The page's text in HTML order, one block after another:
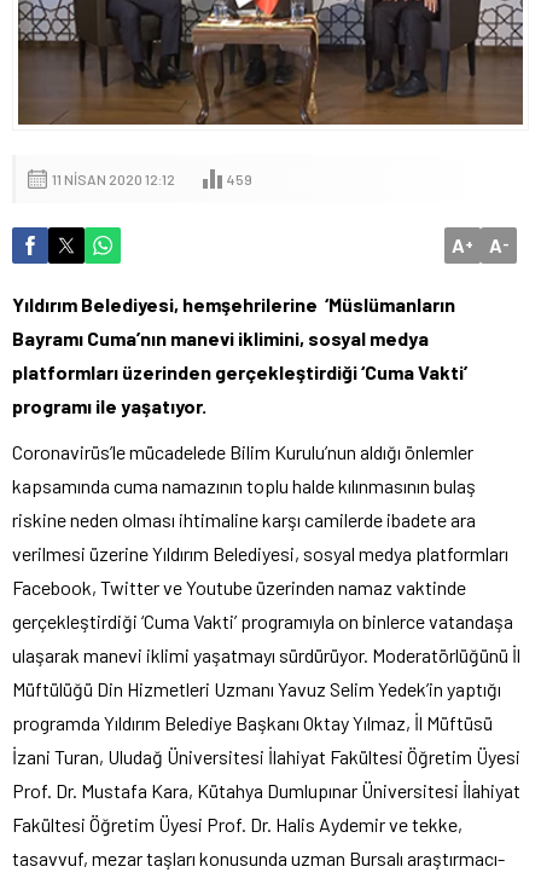
11 NISAN 2020 12:12 459
A+ A-
Yıldırım Belediyesi, hemşehrilerine ‘Müslümanların
Bayramı Cuma’nın manevi iklimini, sosyal medya
platformları üzerinden gerçekleştirdiği ‘Cuma Vakti’
programı ile yaşatıyor.
Coronavirüs’le mücadelede Bilim Kurulu’nun aldığı önlemler
kapsamında cuma namazının toplu halde kılınmasının bulaş
riskine neden olması ihtimaline karşı camilerde ibadete ara
verilmesi üzerine Yıldırım Belediyesi, sosyal medya platformları
Facebook, Twitter ve Youtube üzerinden namaz vaktinde
gerçekleştirdiği ‘Cuma Vakti’ programıyla on binlerce vatandaşa
ulaşarak manevi iklimi yaşatmayı sürdürüyor. Moderatörlüğünü İl
Müftülüğü Din Hizmetleri Uzmanı Yavuz Selim Yedek’in yaptığı
programda Yıldırım Belediye Başkanı Oktay Yılmaz, İl Müftüsü
İzani Turan, Uludağ Üniversitesi İlahiyat Fakültesi Öğretim Üyesi
Prof. Dr. Mustafa Kara, Kütahya Dumlupınar Üniversitesi İlahiyat
Fakültesi Öğretim Üyesi Prof. Dr. Halis Aydemir ve tekke,
tasavvuf, mezar taşları konusunda uzman Bursalı araştırmacı-